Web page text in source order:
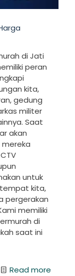
di Jati
peran
kita,
gedung
militer
Saat
akan
untuk
kita,
pergerakan
memiliki
di
saat ini
Read more